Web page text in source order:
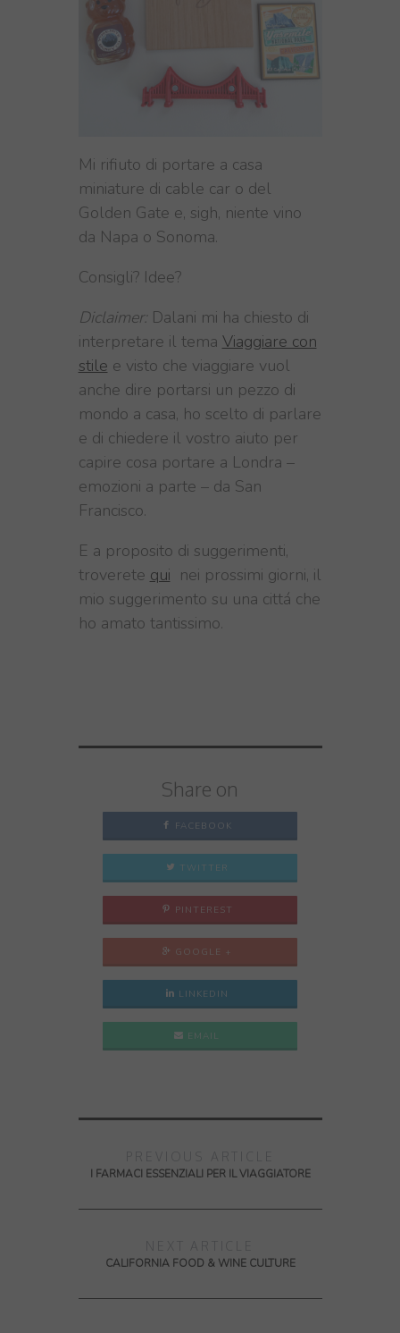
Mi rifiuto di portare a casa
miniature di cable car o del
Golden Gate e, sigh, niente vino
da Napa o Sonoma.
Consigli? Idee?
Diclaimer:Dalani mi ha chiesto di
interpretare il tema Viaggiare con
stile e visto che viaggiare vuol
anche dire portarsi un pezzo di
mondo a casa, ho scelto di parlare
e di chiedere il vostro aiuto per
capire cosa portare a Londra –
emozioni a parte – da San
Francisco.
E a proposito di suggerimenti,
troverete qui nei prossimi giorni, il
mio suggerimento su una cittá che
ho amato tantissimo.
Share on
FACEBOOK
TWITTER
PINTEREST
GOOGLE +
LINKEDIN
EMAIL
I FARMACI ESSENZIALI PER IL VIAGGIATORE
CALIFORNIA FOOD & WINE CULTURE